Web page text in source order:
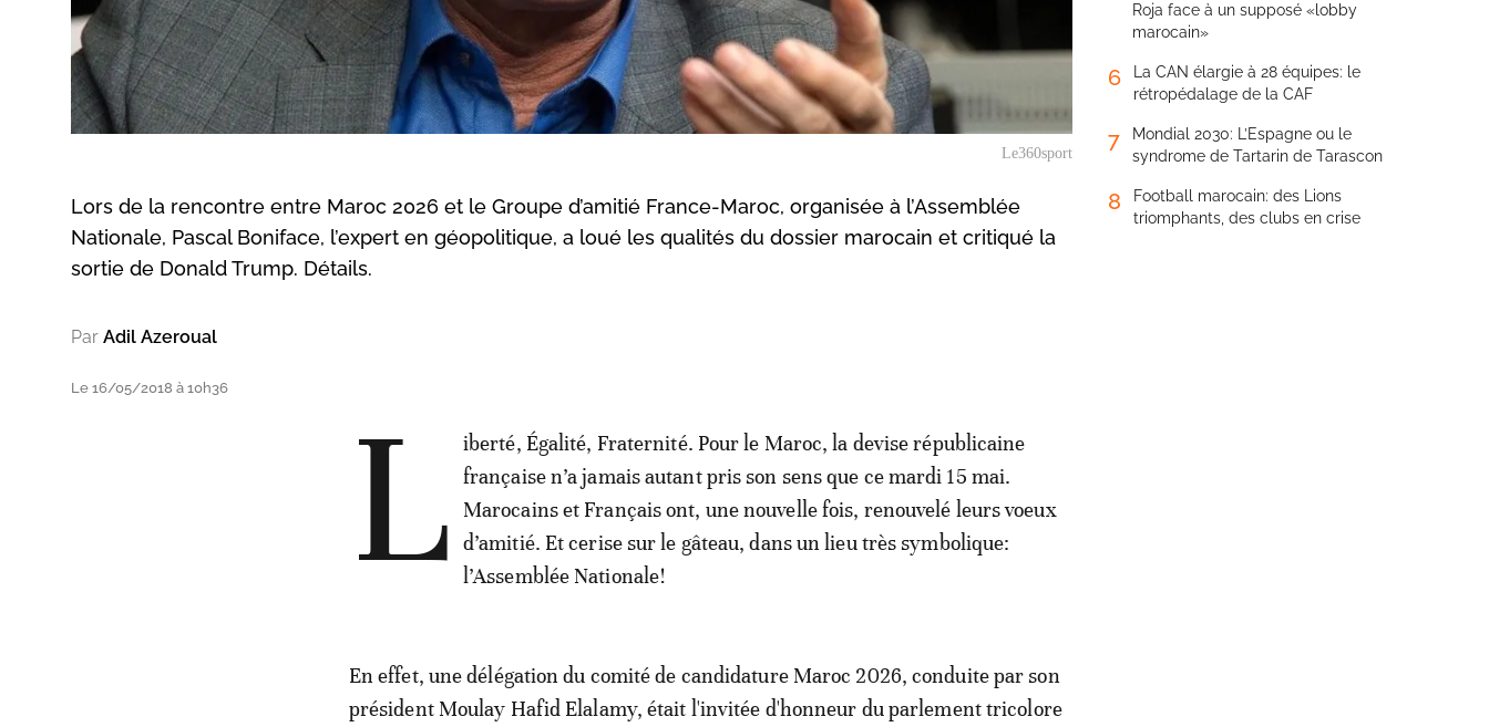
Le360sport
Lors de la rencontre entre Maroc 2026 et le Groupe d’amitié France-Maroc, organisée à l’Assemblée
Nationale, Pascal Boniface, l’expert en géopolitique, a loué les qualités du dossier marocain et critiqué la
sortie de Donald Trump. Détails.
Par Adil Azeroual
Le 16/05/2018 à 10h36 L
iberté, Égalité, Fraternité. Pour le Maroc, la devise républicaine
française n’a jamais autant pris son sens que ce mardi 15 mai.
Marocains et Français ont, une nouvelle fois, renouvelé leurs voeux
d’amitié. Et cerise sur le gâteau, dans un lieu très symbolique:
l’Assemblée Nationale!
En effet, une délégation du comité de candidature Maroc 2026, conduite par son
président Moulay Hafid Elalamy, était l'invitée d'honneur du parlement tricolore
Roja face à un supposé «lobby
marocain»
6
La CAN élargie à 28 équipes: le
rétropédalage de la CAF
7
Mondial 2030: L’Espagne ou le
syndrome de Tartarin de Tarascon
8
Football marocain: des Lions
triomphants, des clubs en crise